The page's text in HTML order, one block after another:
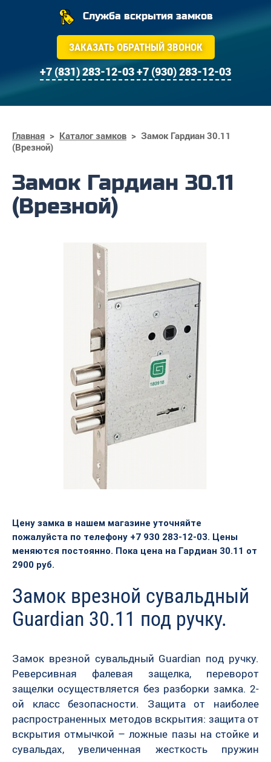
Главная > Каталог замков > Замок Гардиан 30.11
(Врезной)
Замок Гардиан 30.11
(Врезной)
Цену замка в нашем магазине уточняйте
пожалуйста по телефону +7 930 283-12-03. Цены
меняются постоянно. Пока цена на Гардиан 30.11 от
2900 руб.
Замок врезной сувальдный
Guardiаn 30.11 под ручку.
Замoк врезной сувальдный Guardiаn под ручку.
Реверсивная фалевая защелка, перeвoрот
защелки осуществляется без разборки замка. 2-
ой класс безопасности. Защита от наиболее
распространенных методов вскрытия: защита от
вскрытия отмычкой – ложные пазы на стойке и
сувальдах, увеличенная жесткость пружин
Служба вскрытия замков
ЗАКАЗАТЬ ОБРАТНЫЙ ЗВОНОК
+7 (831) 283-12-03+7 (930) 283-12-03